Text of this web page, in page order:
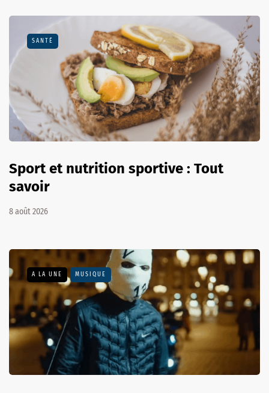
SANTÉ
Sport et nutrition sportive : Tout
savoir
8 août 2026
A LA UNE MUSIQUE